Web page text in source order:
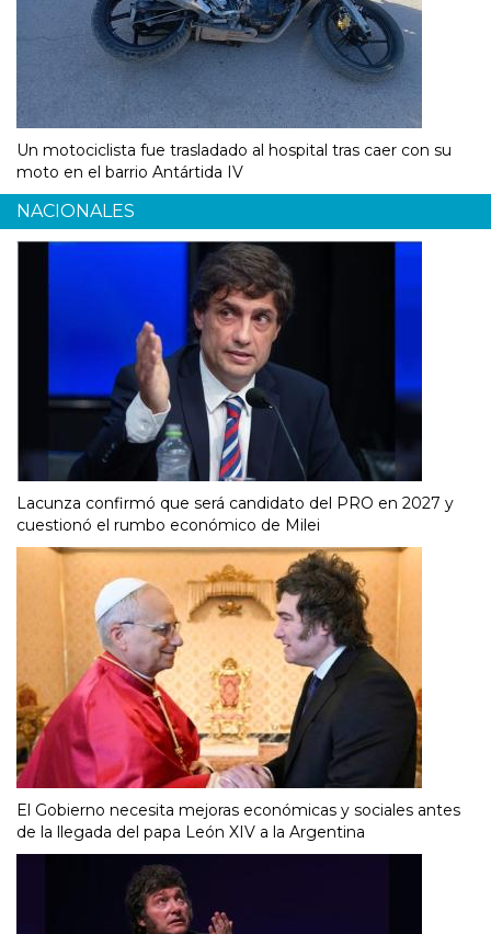
Un motociclista fue trasladado al hospital tras caer con su
moto en el barrio Antártida IV
NACIONALES
Lacunza confirmó que será candidato del PRO en 2027 y
cuestionó el rumbo económico de Milei
El Gobierno necesita mejoras económicas y sociales antes
de la llegada del papa León XIV a la Argentina